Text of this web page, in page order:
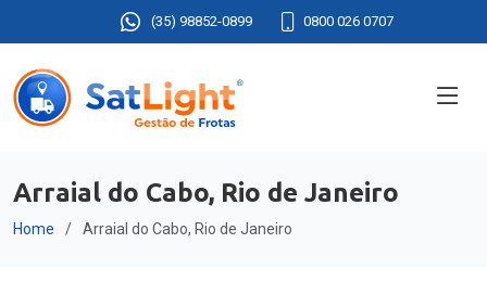
(35) 98852-0899 0800 026 0707
Arraial do Cabo, Rio de Janeiro
Home Arraial do Cabo, Rio de Janeiro